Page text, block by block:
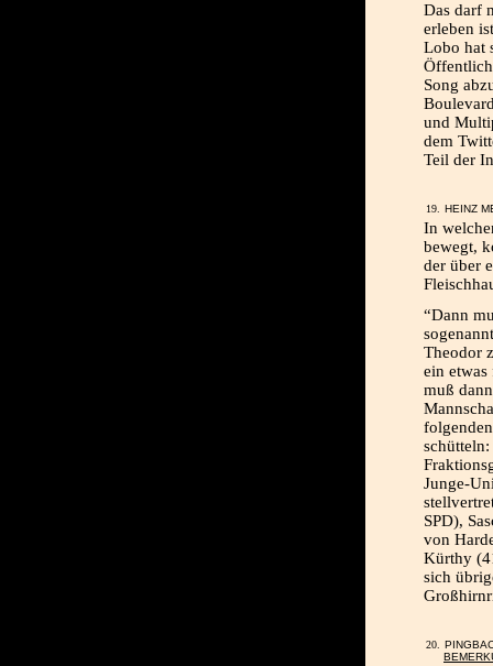
Das darf
erleben
Lobo hat
Song
und
dem
Teil der
HEINZ
In
bewegt,
der über
“Dann
Theodor
ein etwas
muß
Junge-
SPD),
von
Kürthy
sich